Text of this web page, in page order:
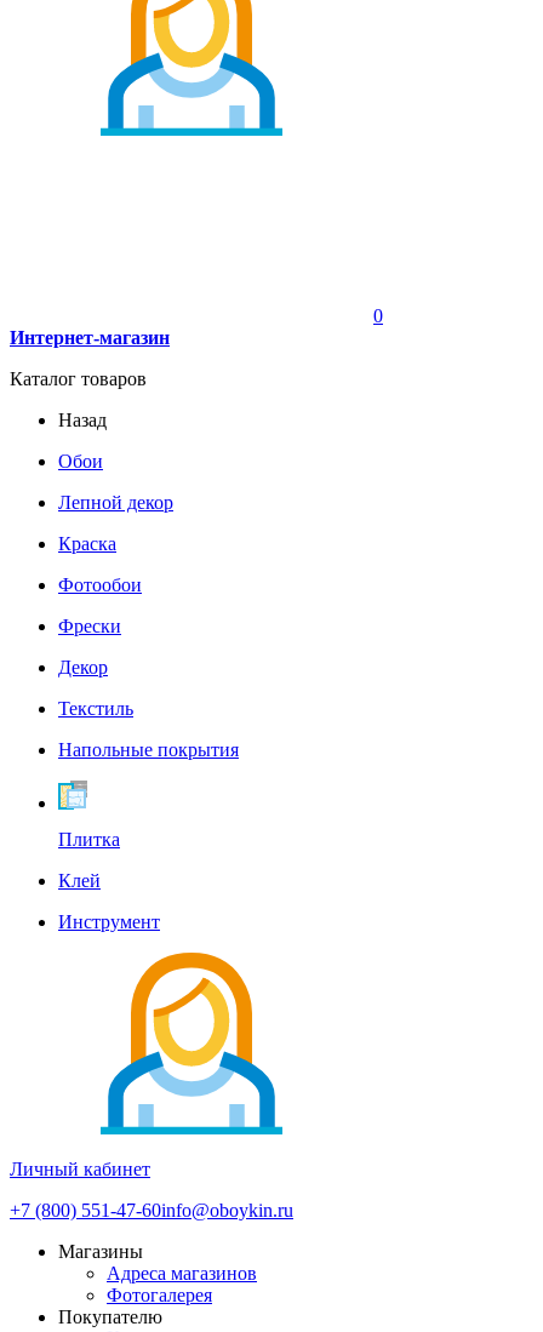
0
Интернет-магазин
Каталог товаров
Назад
Обои
Лепной декор
Краска
Фотообои
Фрески
Декор
Текстиль
Напольные покрытия
Плитка
Клей
Инструмент
Личный кабинет
+7 (800) 551-47-60info@oboykin.ru
Магазины
Адреса магазинов
Фотогалерея
Покупателю